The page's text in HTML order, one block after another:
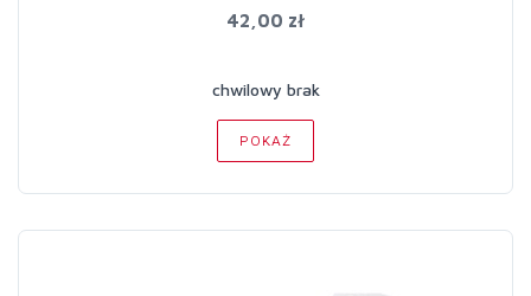
42,00 zł
chwilowy brak
POKAŻ